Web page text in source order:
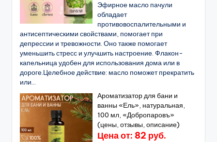
Эфирное масло пачули
обладает
противовоспалительными и
антисептическими свойствами, помогает при
депрессии и тревожности. Оно также помогает
уменьшить стресс и улучшить настроение. Флакон-
капельница удобен для использования дома или в
дороге.Целебное действие: масло поможет прекратить
или...
Ароматизатор для бани и
ванны «Ель», натуральная,
100 мл, «Добропаровъ»
(цены, отзывы, описание)
Цена от: 82 руб.